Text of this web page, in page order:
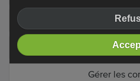
Système
Gestion
Gérer les